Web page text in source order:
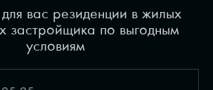
вас резиденции в жилых
застройщика по выгодным
условиям